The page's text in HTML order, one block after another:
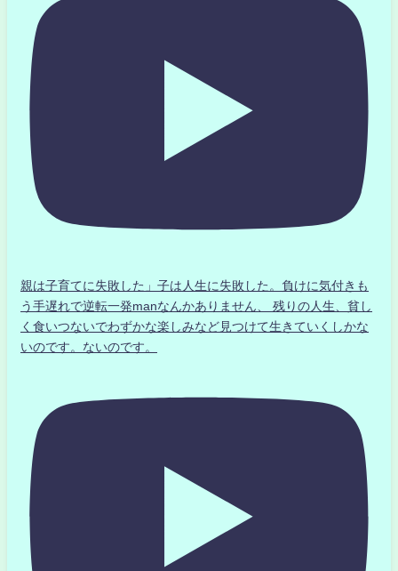
親は子育てに失敗した」子は人生に失敗した。負けに気付きも
う手遅れで逆転一発manなんかありません、 残りの人生、貧し
く食いつないでわずかな楽しみなど見つけて生きていくしかな
いのです。ないのです。